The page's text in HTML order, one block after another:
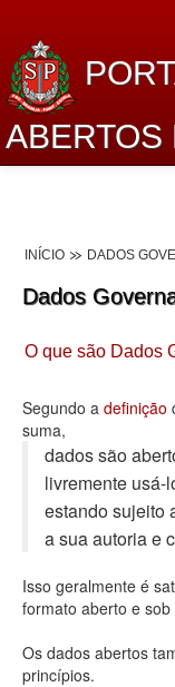
ABERTOS
Lei de Acesso à
Dados
Planejamento
Catálogo de dados
Processo
Deputados
Administração
Legislação
Agenda
INÍCIO DADOS
Dados
O que são Dados
Segundo a definição
suma,
dados são
livremente usá-
estando sujeito
a sua autoria e
Isso geralmente é
formato aberto e sob
Os dados abertos
princípios.